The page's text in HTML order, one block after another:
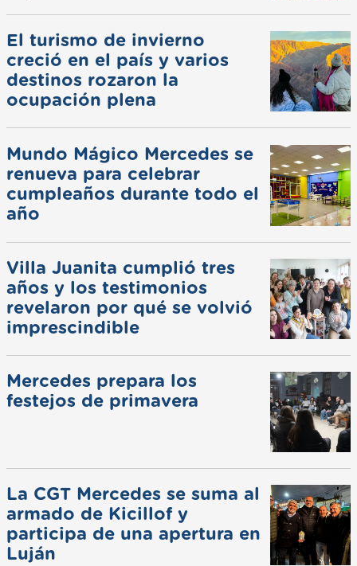
El turismo de invierno
creció en el país y varios
destinos rozaron la
ocupación plena
Mundo Mágico Mercedes se
renueva para celebrar
cumpleaños durante todo el
año
Villa Juanita cumplió tres
años y los testimonios
revelaron por qué se volvió
imprescindible
Mercedes prepara los
festejos de primavera
La CGT Mercedes se suma al
armado de Kicillof y
participa de una apertura en
Luján